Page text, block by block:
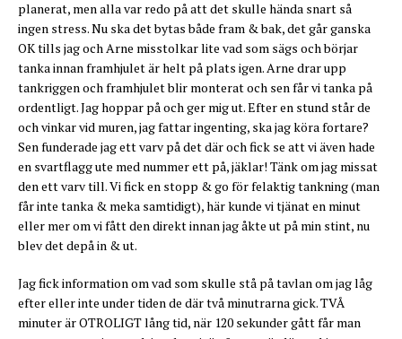
planerat, men alla var redo på att det skulle hända snart så
ingen stress. Nu ska det bytas både fram & bak, det går ganska
OK tills jag och Arne misstolkar lite vad som sägs och börjar
tanka innan framhjulet är helt på plats igen. Arne drar upp
tankriggen och framhjulet blir monterat och sen får vi tanka på
ordentligt. Jag hoppar på och ger mig ut. Efter en stund står de
och vinkar vid muren, jag fattar ingenting, ska jag köra fortare?
Sen funderade jag ett varv på det där och fick se att vi även hade
en svartflagg ute med nummer ett på, jäklar! Tänk om jag missat
den ett varv till. Vi fick en stopp & go för felaktig tankning (man
får inte tanka & meka samtidigt), här kunde vi tjänat en minut
eller mer om vi fått den direkt innan jag åkte ut på min stint, nu
blev det depå in & ut.
Jag fick information om vad som skulle stå på tavlan om jag låg
efter eller inte under tiden de där två minutrarna gick. TVÅ
minuter är OTROLIGT lång tid, när 120 sekunder gått får man